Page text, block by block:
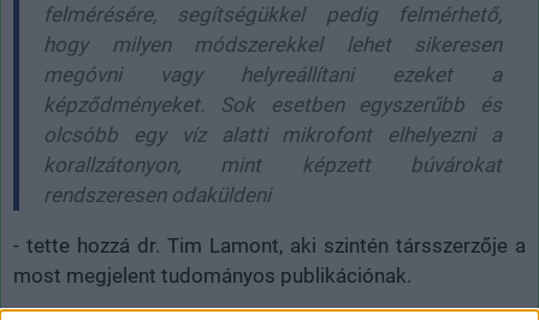
felmérésére, segítségükkel pedig felmérhető,
hogy milyen módszerekkel lehet sikeresen
megóvni vagy helyreállítani ezeket a
képződményeket. Sok esetben egyszerűbb és
olcsóbb egy víz alatti mikrofont elhelyezni a
korallzátonyon, mint képzett búvárokat
rendszeresen odaküldeni
- tette hozzá dr. Tim Lamont, aki szintén társszerzője a
most megjelent tudományos publikációnak.